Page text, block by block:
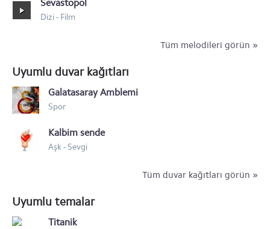
Sevastopol
Dizi - Film
Tüm melodileri görün »
Uyumlu duvar kağıtları
Galatasaray Amblemi
Spor
Kalbim sende
Aşk - Sevgi
Tüm duvar kağıtları görün »
Uyumlu temalar
Titanik